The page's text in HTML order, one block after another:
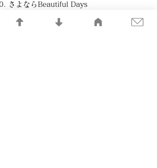
さよならBeautiful Days
作詞:渡瀬マキ 作曲:小柳昌法